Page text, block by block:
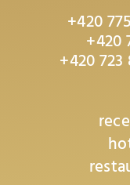
+420
+420
+420